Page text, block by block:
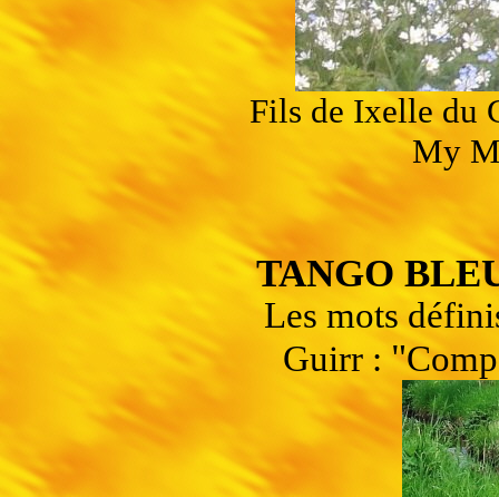
Fils de Ixelle du
My
TANGO
Les mots
Guirr : "